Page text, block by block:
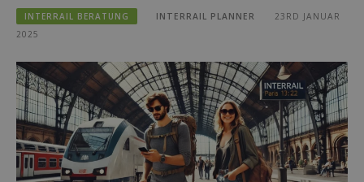
Einloggen
INTERRAIL BERATUNG INTERRAIL PLANNER
23RD JANUAR
2025